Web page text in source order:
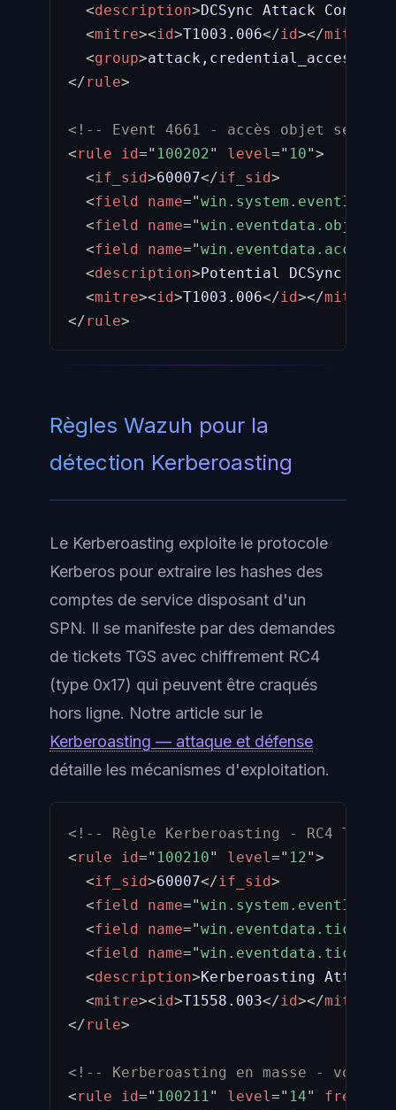
<description>DCSync Attack
<mitre><id>T1003.006</id></mitre
<group>attack,credential_access
</rule>
<!-- Event 4661 - accès objet
<rule id=" 100202" level =" 10">
<if_sid>60007</if_sid>
<field name="win.system.eventID
<field name="
<field name="
<description>Potential DCSync
<mitre><id>T1003.006</id></mitre
</rule>
Règles Wazuh pour la
détection Kerberoasting
Le Kerberoasting exploite le protocole
Kerberos pour extraire les hashes des
comptes de service disposant d'un
SPN. Il se manifeste par des demandes
de tickets TGS avec chiffrement RC4
(type 0x17) qui peuvent être craqués
hors ligne. Notre article sur le
Kerberoasting — attaque et défense
détaille les mécanismes d'exploitation.
<!-- Règle Kerberoasting - RC4 TGS
<rule id=" 100210" level =" 12">
<if_sid>60007</if_sid>
<field name="win.system.eventID
<field name="
<field name="
<description>Kerberoasting Attack -
<mitre><id>T1558.003</id></mitre
</rule>
<!-- Kerberoasting en masse - volume
<rule id=" 100211 " level =" 14"